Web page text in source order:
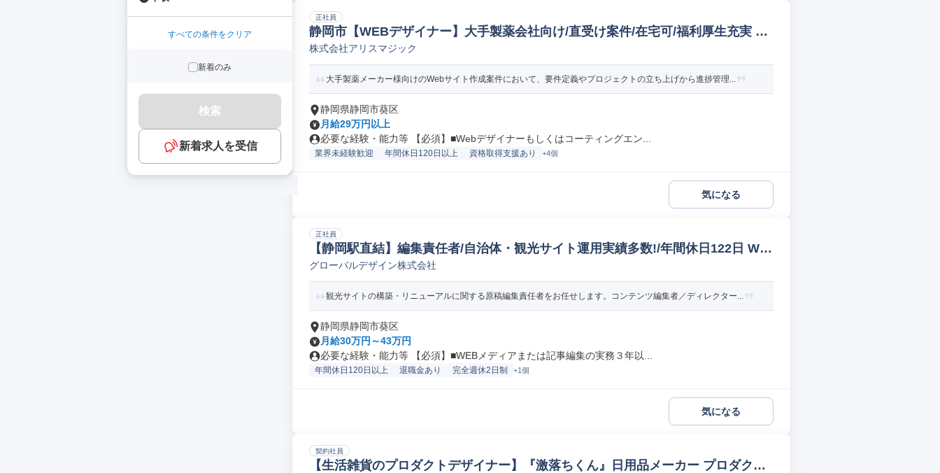
すべての条件をクリア
新着のみ
検索
新着求人を受信
正社員
静岡市【WEBデザイナー】大手製薬会社向け/直受け案件/在宅可/福利厚生充実 W
ebデザイナー
株式会社アリスマジック
大手製薬メーカー様向けのWebサイト作成案件において、要件定義やプロジェクトの立ち上げから進捗管理...
静岡県静岡市葵区
月給29万円以上
必要な経験・能力等 【必須】■Webデザイナーもしくはコーティングエン...
業界未経験歓迎 年間休日120日以上 資格取得支援あり +4個
気になる
正社員
【静岡駅直結】編集責任者/自治体・観光サイト運用実績多数!/年間休日122日 We
bディレクター
グローバルデザイン株式会社
観光サイトの構築・リニューアルに関する原稿編集責任者をお任せします。コンテンツ編集者／ディレクター...
静岡県静岡市葵区
月給30万円～43万円
必要な経験・能力等 【必須】■WEBメディアまたは記事編集の実務３年以...
年間休日120日以上 退職金あり 完全週休2日制 +1個
気になる
契約社員
【生活雑貨のプロダクトデザイナー】『激落ちくん』日用品メーカー プロダクト